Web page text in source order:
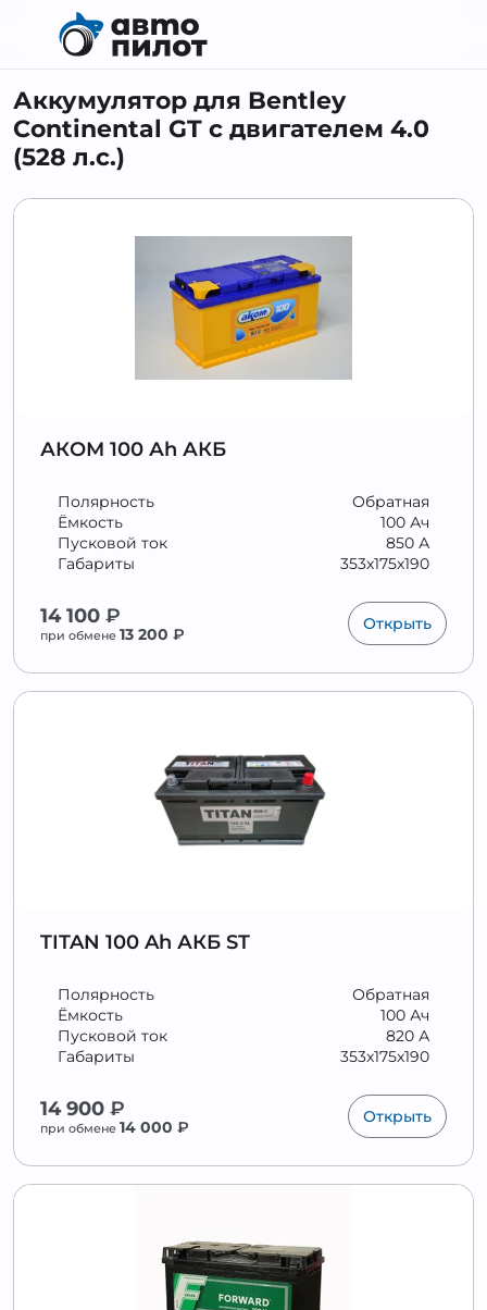
Аккумулятор для Bentley
Continental GT с двигателем 4.0
(528 л.с.)
АКОМ 100 Аh АКБ
Обратная
Полярность
100 Ач
Ёмкость
850 А
Пусковой ток
353x175x190
Габариты
14 100 ₽
при обмене 13 200 ₽
Открыть
TITAN 100 Ah АКБ ST
Обратная
Полярность
100 Ач
Ёмкость
820 А
Пусковой ток
353x175x190
Габариты
14 900 ₽
при обмене 14 000 ₽
Открыть